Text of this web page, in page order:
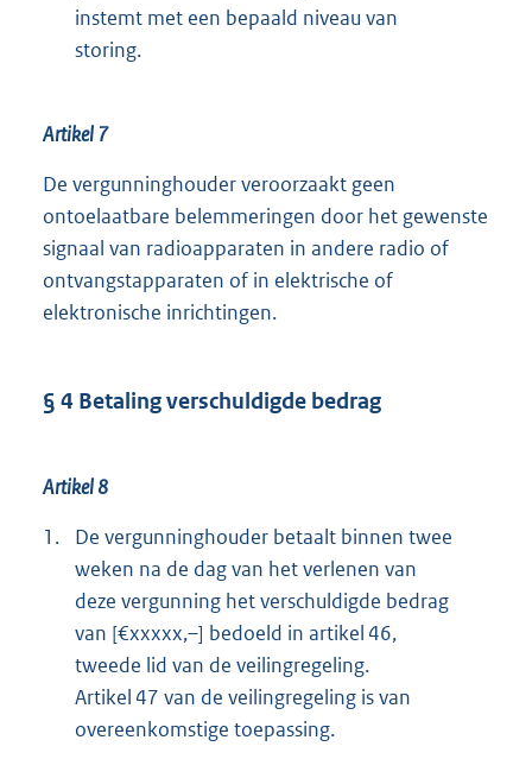
instemt met een bepaald niveau van
storing.
Artikel 7
De vergunninghouder veroorzaakt geen
ontoelaatbare belemmeringen door het gewenste
signaal van radioapparaten in andere radio of
ontvangstapparaten of in elektrische of
elektronische inrichtingen.
§ 4 Betaling verschuldigde bedrag
Artikel 8
1.
De vergunninghouder betaalt binnen twee
weken na de dag van het verlenen van
deze vergunning het verschuldigde bedrag
van [€xxxxx,–] bedoeld in artikel 46,
tweede lid van de veilingregeling.
Artikel 47 van de veilingregeling is van
overeenkomstige toepassing.